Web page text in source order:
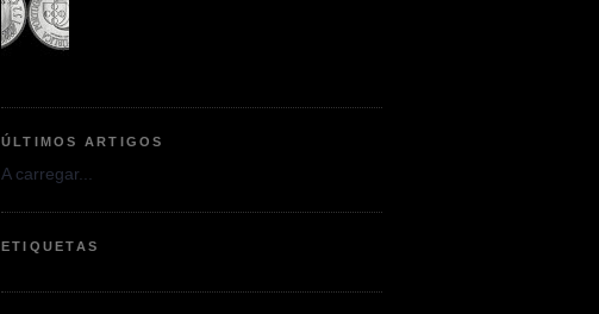
ÚLTIMOS ARTIGOS
A carregar...
ETIQUETAS